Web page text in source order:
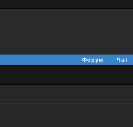
Форум Чат